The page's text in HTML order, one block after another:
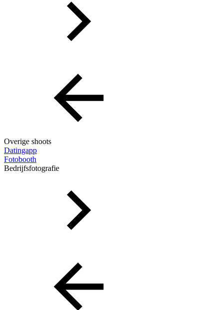
Overige shoots
Datingapp
Fotobooth
Bedrijfsfotografie